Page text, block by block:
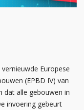
Europese
(EPBD IV) van
dat alle gebouwen in
invoering gebeurt